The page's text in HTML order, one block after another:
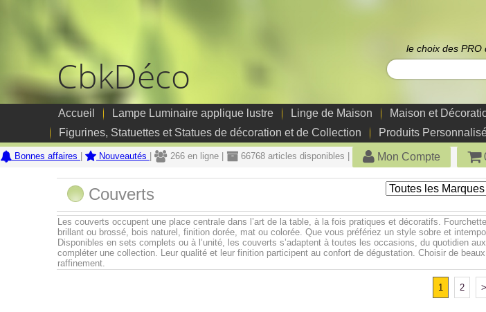
CbkDéco
le choix des PRO
Accueil Lampe Luminaire applique lustre Linge de Maison Maison et
Figurines, Statuettes et Statues de décoration et de Collection
Produits
Bonnes affaires Nouveautés 266 en ligne | 66768 articles disponibles | Mon Compte
Couverts
Les couverts occupent une place centrale dans l’art de la table, à la fois pratiques et décoratifs.
brillant ou brossé, bois naturel, finition dorée, mat ou colorée. Que vous préfériez un style sobre et
Disponibles en sets complets ou à l’unité, les couverts s’adaptent à toutes les occasions, du quotidien
compléter une collection. Leur qualité et leur finition participent au confort de dégustation. Choisir de
raffinement.
1 2